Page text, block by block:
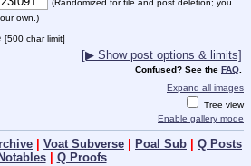
(Randomized for file and post deletion; you
own.)
[500 char limit]
[▶ Show post options & limits]
Confused? See the FAQ
Expand all images
Tree view
Enable gallery mode
Voat Subverse Poal Sub
Q Posts
Notables| Q Proofs